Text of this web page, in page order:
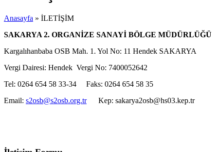
Anasayfa » İLETİŞİM
SAKARYA 2. ORGANİZE SANAYİ BÖLGE MÜDÜRLÜĞÜ
Kargalıhanbaba OSB Mah. 1. Yol No: 11 Hendek SAKARYA
Vergi Dairesi: Hendek Vergi No: 7400052642
Tel: 0264 654 58 33-34 Faks: 0264 654 58 35
Email: s2osb@s2osb.org.trKep: sakarya2osb@hs03.kep.tr